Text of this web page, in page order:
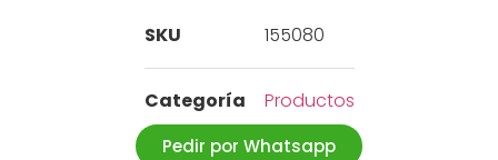
SKU 155080
Categoría Productos
Pedir por Whatsapp